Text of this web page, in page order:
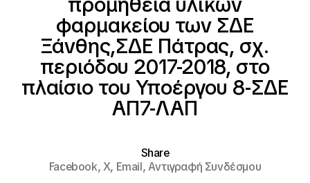
φαρμακείου των ΣΔΕ
Ξάνθης,ΣΔΕ Πάτρας, σχ.
περιόδου 2017-2018, στο
πλαίσιο του Υποέργου 8-ΣΔΕ
ΑΠ7-ΛΑΠ
Share
Facebook,X, Email,Αντιγραφή Συνδέσμου